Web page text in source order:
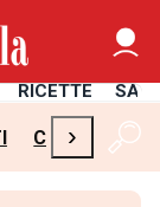
RICETTE
CHECK-IN
›